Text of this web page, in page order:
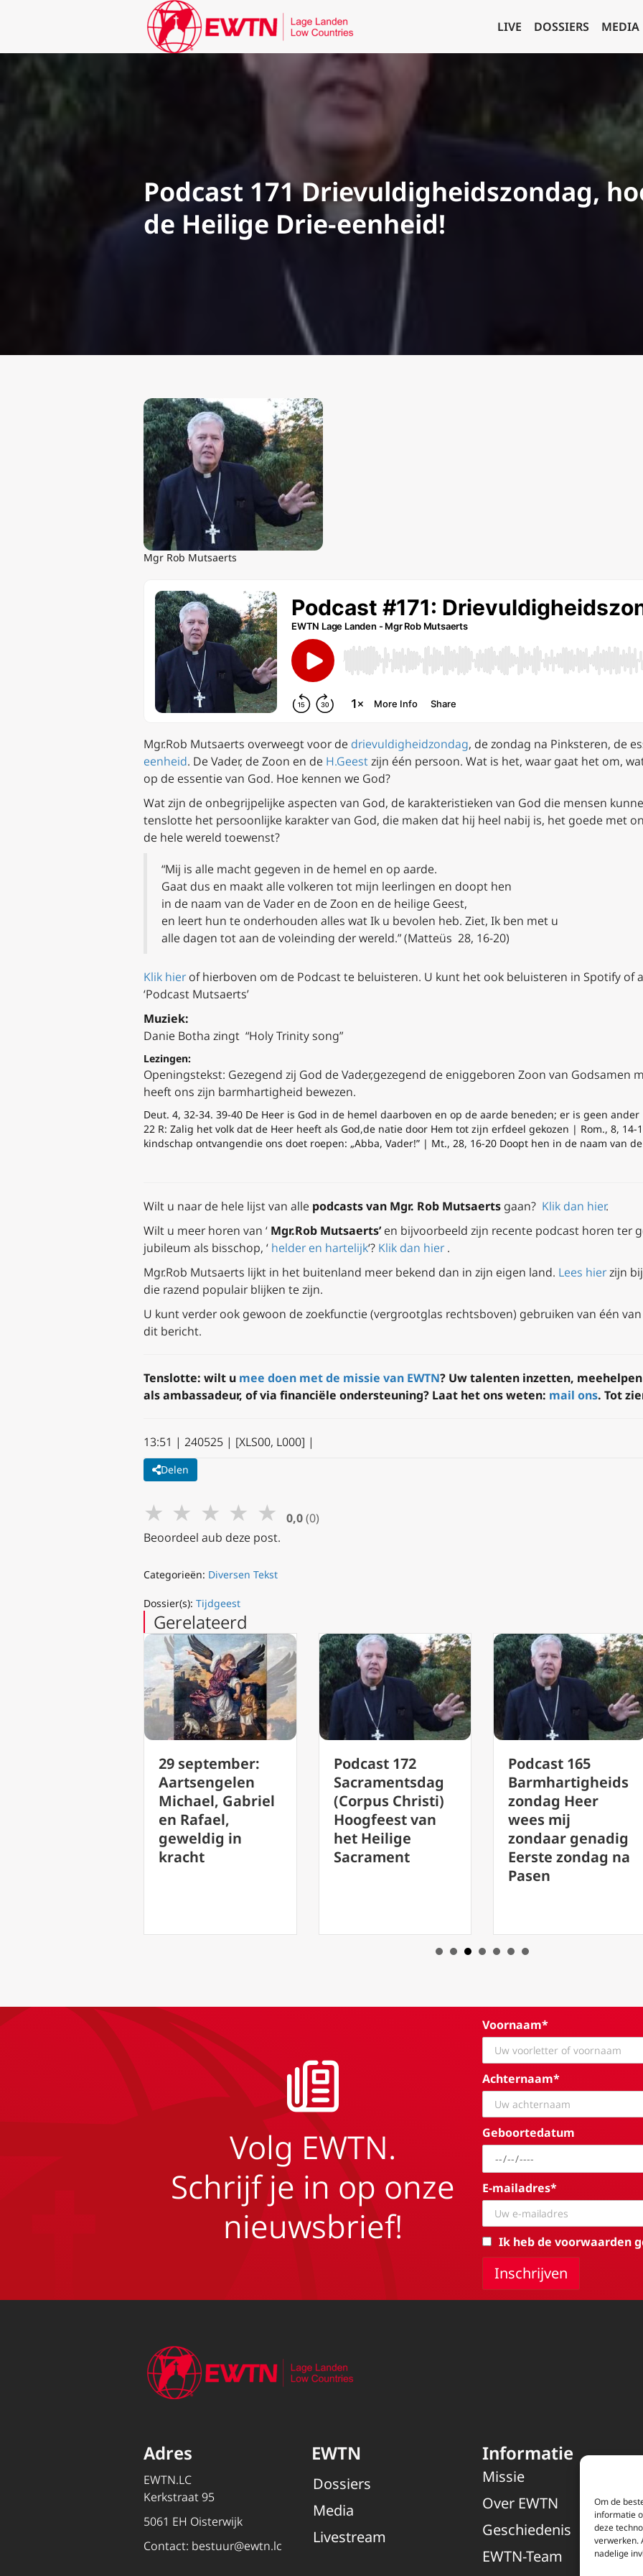
Om de
informatie
deze
verwerken.
nadelige
LIVE DOSSIERS MEDIA
Podcast 171 Drievuldigheidszondag,
de Heilige Drie-eenheid!
Mgr Rob Mutsaerts
Mgr.Rob Mutsaerts overweegt voor de drievuldigheidzondag, de zondag na Pinksteren, de
eenheid. De Vader, de Zoon en de H.Geestzijn één persoon. Wat is het, waar gaat het om,
op de essentie van God. Hoe kennen we God?
Wat zijn de onbegrijpelijke aspecten van God, de karakteristieken van God die mensen
tenslotte het persoonlijke karakter van God, die maken dat hij heel nabij is, het goede met
de hele wereld toewenst?
“Mij is alle macht gegeven in de hemel en op aarde.
Gaat dus en maakt alle volkeren tot mijn leerlingen en doopt hen
in de naam van de Vader en de Zoon en de heilige Geest,
en leert hun te onderhouden alles wat Ik u bevolen heb. Ziet, Ik ben met u
alle dagen tot aan de voleinding der wereld.” (Matteüs 28, 16-20)
Klik hier of hierboven om de Podcast te beluisteren. U kunt het ook beluisteren in Spotify of
‘Podcast Mutsaerts’
Muziek:
Danie Botha zingt “Holy Trinity song”
Lezingen:
Openingstekst: Gezegend zij God de Vader,gezegend de eniggeboren Zoon van Godsamen
heeft ons zijn barmhartigheid bewezen.
Deut. 4, 32-34. 39-40 De Heer is God in de hemel daarboven en op de aarde beneden; er is geen ander
22 R: Zalig het volk dat de Heer heeft als God,de natie door Hem tot zijn erfdeel gekozen | Rom., 8, 14-
kindschap ontvangendie ons doet roepen: „Abba, Vader!” | Mt., 28, 16-20 Doopt hen in de naam van
Wilt u naar de hele lijst van alle podcasts van Mgr. Rob Mutsaerts gaan? Klik dan hier.
Wilt u meer horen van ‘ Mgr.Rob Mutsaerts’ en bijvoorbeeld zijn recente podcast horen ter
jubileum als bisschop, ‘ helder en hartelijk‘? Klik dan hier .
Mgr.Rob Mutsaerts lijkt in het buitenland meer bekend dan in zijn eigen land. Lees hierzijn
die razend populair blijken te zijn.
U kunt verder ook gewoon de zoekfunctie (vergrootglas rechtsboven) gebruiken van één
dit bericht.
Tenslotte: wilt u mee doen met de missie van EWTN? Uw talenten inzetten,
als ambassadeur, of via financiële ondersteuning? Laat het ons weten: mail ons. Tot
13:51 | 240525 | ​​[XLS00, L000] |
Delen
★ ★ ★ ★ ★ 0,0 (0)
Beoordeel aub deze post.
Categorieën: Diversen Tekst
Dossier(s): Tijdgeest
Gerelateerd
Podcast 172
Sacramentsdag
(Corpus Christi)
Hoogfeest van
het Heilige
Podcast 165
Barmhartigheids
zondag Heer
wees mij
zondaar genadig
Eerste zondag na
Feest van de
Heilige
Jezus,
Jozef –
#151
Mutsaerts
Volg EWTN.
Schrijf je in op onze
nieuwsbrief!
Voornaam*
Achternaam*
Geboortedatum
E-mailadres*
Ik heb de voorwaarden
Adres
EWTN.LC
Kerkstraat 95
5061 EH Oisterwijk
Contact: bestuur@ewtn.lc
EWTN
Dossiers
Media
Livestream
Informatie
Missie
Over EWTN
Geschiedenis
EWTN-Team